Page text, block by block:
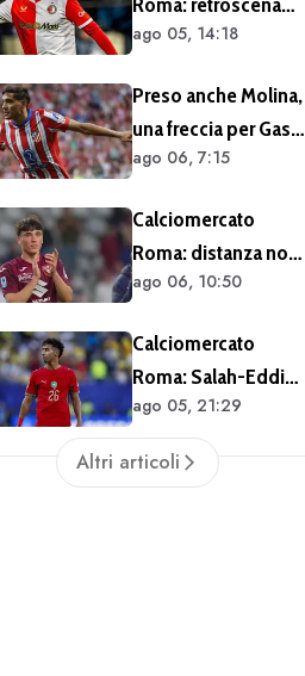
Read. Il Feyenoord
da 25 milioni di euro
più 4 di bonus
ago 05, 14:18
Preso anche Molina,
una freccia per Gasp.
Ora il trequartista
ago 06, 7:15
Calciomercato
Roma: distanza non
siderale per
ago 06, 10:50
Calciomercato
Roma: Salah-Eddine
non apre
all'Olympiacos
ago 05, 21:29
Altri articoli